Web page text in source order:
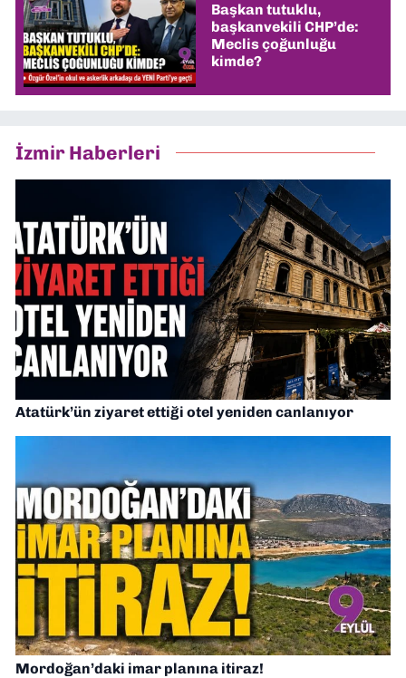
Başkan tutuklu,
başkanvekili CHP’de:
Meclis çoğunluğu
kimde?
İzmir Haberleri
Atatürk’ün ziyaret ettiği otel yeniden canlanıyor
Mordoğan’daki imar planına itiraz!